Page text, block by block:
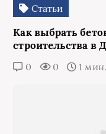
Статьи
Как выбрать
строительства в
0 0 1 мин.